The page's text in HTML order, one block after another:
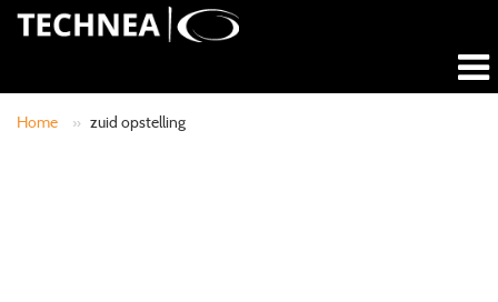
Home » zuid opstelling